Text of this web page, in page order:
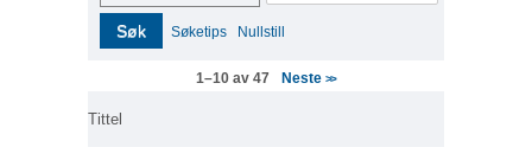
Søk Søketips Nullstill
1–10 av 47 Neste>>
Tittel